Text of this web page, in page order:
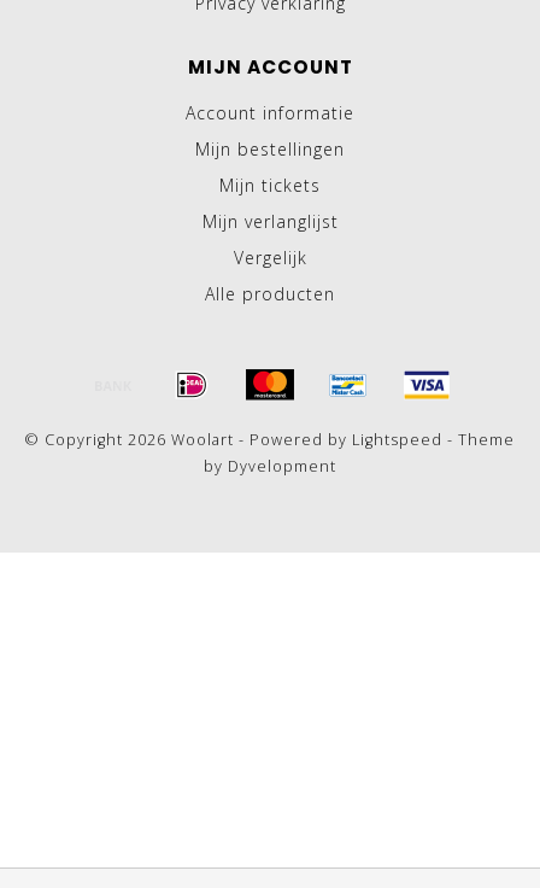
MIJN ACCOUNT
Account informatie
Mijn bestellingen
Mijn tickets
Mijn verlanglijst
Vergelijk
Alle producten
© Copyright 2026 Woolart - Powered by Lightspeed - Theme
by Dyvelopment